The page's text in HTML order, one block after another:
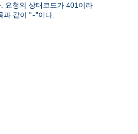
요청의 상태코드가 401이라
과 같이 "-"이다.